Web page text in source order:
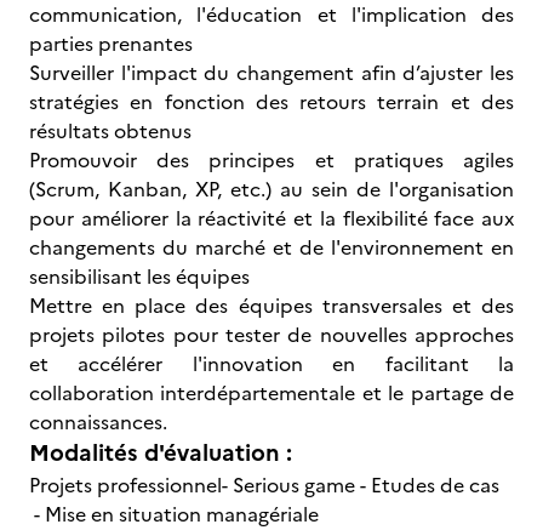
communication, l'éducation et l'implication des
parties prenantes
Surveiller l'impact du changement afin d’ajuster les
stratégies en fonction des retours terrain et des
résultats obtenus
Promouvoir des principes et pratiques agiles
(Scrum, Kanban, XP, etc.) au sein de l'organisation
pour améliorer la réactivité et la flexibilité face aux
changements du marché et de l'environnement en
sensibilisant les équipes
Mettre en place des équipes transversales et des
projets pilotes pour tester de nouvelles approches
et accélérer l'innovation en facilitant la
collaboration interdépartementale et le partage de
connaissances.
Modalités d'évaluation :
Projets professionnel- Serious game - Etudes de cas
- Mise en situation managériale